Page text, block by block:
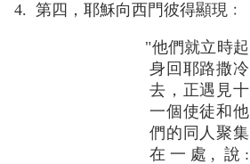
4. 第四，耶穌向西門彼得顯現﹕
"他們就立時起
身回耶路撒冷
去，正遇見十
一個使徒和他
們的同人聚集
在一處, 說: